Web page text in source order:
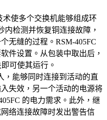
术使多个交换机能够组成环
内检测并恢复铜连接故障，
无缝的过程。RSM-405FC
件设置。从包装中取出后，
可使其运行。
，能够同时连接到活动的直
失效，另一个活动的电源将
的电力需求。此外，继
络连接故障时发出警告信